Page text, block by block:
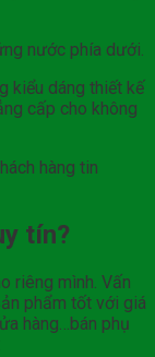
nước phía dưới.
kiểu dáng thiết kế
cấp cho không
hàng tin
tín?
riêng mình. Vấn
phẩm tốt với giá
hàng…bán phụ